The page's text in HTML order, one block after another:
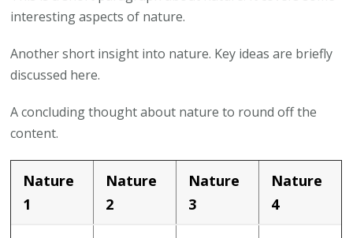
interesting aspects of nature.
Another short insight into nature. Key ideas are briefly
discussed here.
A concluding thought about nature to round off the
content.
Nature
1
Nature
2
Nature
3
Nature
4